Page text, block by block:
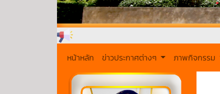
หน้าหลัก ข่าวประกาศต่างๆ ภาพกิจกรรม